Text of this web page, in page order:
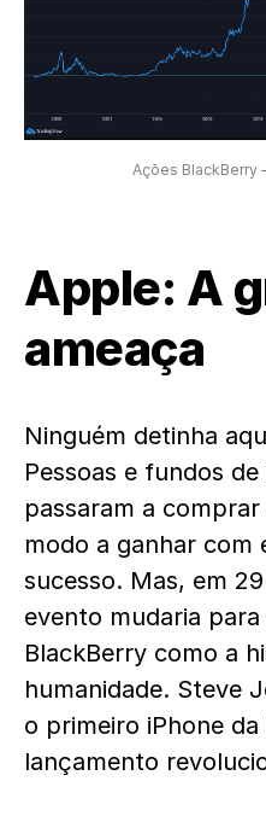
Ações BlackBerry
Apple: A
ameaça
Ninguém detinha
Pessoas e fundos
passaram a
modo a ganhar com
sucesso. Mas, em
evento mudaria
BlackBerry como a
humanidade. Steve
o primeiro iPhone
lançamento